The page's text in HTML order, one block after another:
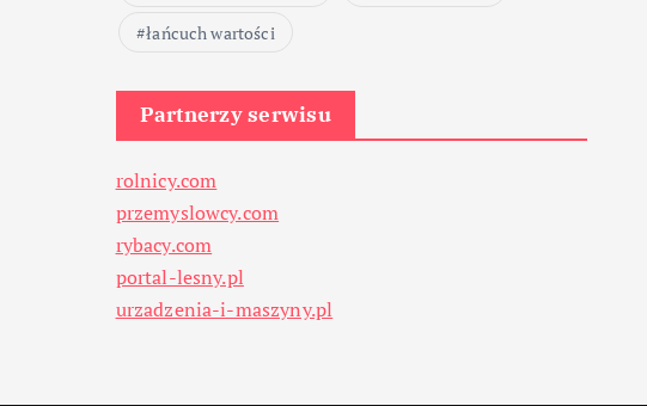
łańcuch wartości
Partnerzy serwisu
rolnicy.com
przemyslowcy.com
rybacy.com
portal-lesny.pl
urzadzenia-i-maszyny.pl